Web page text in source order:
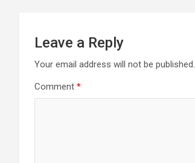
Leave a Reply
Your email address will not be published.
Comment *